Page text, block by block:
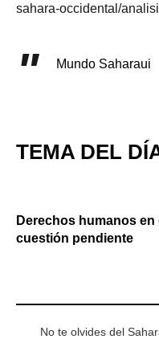
sahara-occidental/
Mundo Saharaui
TEMA DEL
Derechos humanos
cuestión pendiente
No te olvides del